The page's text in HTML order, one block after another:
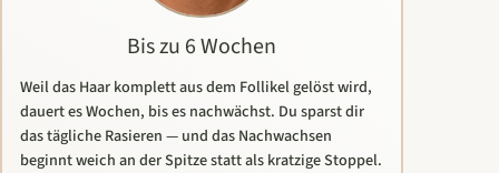
Bis zu 6 Wochen
Weil das Haar komplett aus dem Follikel gelöst wird,
dauert es Wochen, bis es nachwächst. Du sparst dir
das tägliche Rasieren — und das Nachwachsen
beginnt weich an der Spitze statt als kratzige Stoppel.